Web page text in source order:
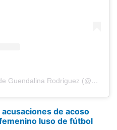
Una publicación compartida de Guendalina Rodriguez (@guendalinarodriguez_)
de acoso
luso de fútbol